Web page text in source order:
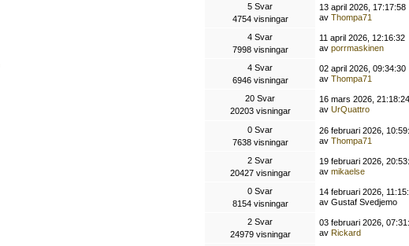
5 Svar
4754 visningar
13 april 2026, 17:17:58
av Thompa71
4 Svar
7998 visningar
11 april 2026, 12:16:32
av porrmaskinen
4 Svar
6946 visningar
02 april 2026, 09:34:30
av Thompa71
20 Svar
20203 visningar
16 mars 2026, 21:18:24
av UrQuattro
0 Svar
7638 visningar
26 februari 2026,
av Thompa71
2 Svar
20427 visningar
19 februari 2026,
av mikaelse
0 Svar
8154 visningar
14 februari 2026,
av Gustaf Svedjemo
2 Svar
24979 visningar
03 februari 2026,
av Rickard